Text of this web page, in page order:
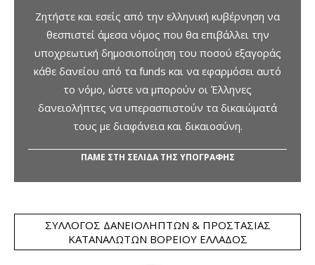
Ζητήστε και εσείς από την ελληνική κυβέρνηση να
θεσπιστεί άμεσα νόμος που θα επιβάλλει την
υποχρεωτική δημοσιοποίηση του ποσού εξαγοράς
κάθε δανείου από τα funds και να εφαρμόσει αυτό
το νόμο, ώστε να μπορούν οι Έλληνες
δανειολήπτες να υπερασπιστούν τα δικαιώματά
τους με διαφάνεια και δικαιοσύνη.
ΠΑΜΕ ΣΤΗ ΣΕΛΙΔΑ ΤΗΣ ΥΠΟΓΡΑΦΗΣ
ΣΎΛΛΟΓΟΣ ΔΑΝΕΙΟΛΗΠΤΏΝ & ΠΡΟΣΤΑΣΊΑΣ
ΚΑΤΑΝΑΛΩΤΏΝ ΒΟΡΕΊΟΥ ΕΛΛΆΔΟΣ